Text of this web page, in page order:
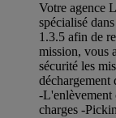
Votre agence
spécialisé
1.3.5 afin de
mission, vous
sécurité les
déchargement
-L'enlèvement
charges -